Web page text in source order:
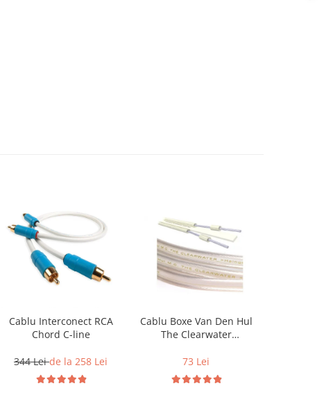
Cablu Interconect RCA
Chord C-line
344 Leide la 258 Lei
Cablu Boxe Van Den Hul
The Clearwater
73 Lei